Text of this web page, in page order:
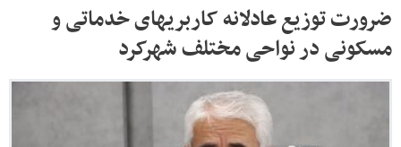
ضرورت توزیع عادلانه کاربریهای خدماتی و
مسکونی در نواحی مختلف شهرکرد